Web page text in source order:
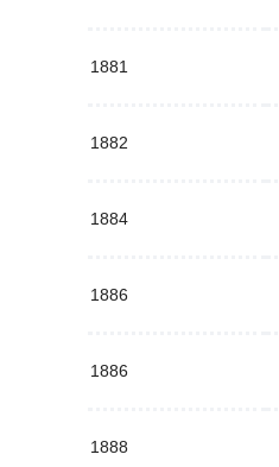
1881
1882
1884
1886
1886
1888